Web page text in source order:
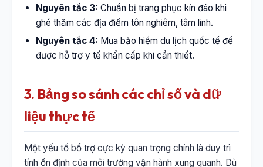
Nguyên tắc 3: Chuẩn bị trang phục kín đáo khi
ghé thăm các địa điểm tôn nghiêm, tâm linh.
Nguyên tắc 4: Mua bảo hiểm du lịch quốc tế để
được hỗ trợ y tế khẩn cấp khi cần thiết.
3. Bảng so sánh các chỉ số và dữ
liệu thực tế
Một yếu tố bổ trợ cực kỳ quan trọng chính là duy trì
tính ổn định của môi trường vận hành xung quanh. Dù